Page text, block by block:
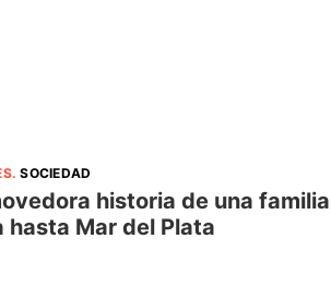
.SOCIEDAD
historia de una
hasta Mar del Plata